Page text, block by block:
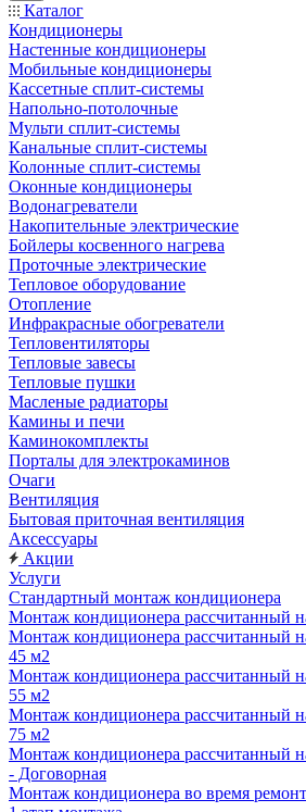
Каталог
Кондиционеры
Настенные кондиционеры
Мобильные кондиционеры
Кассетные сплит-системы
Напольно-потолочные
Мульти сплит-системы
Канальные сплит-системы
Колонные сплит-системы
Оконные кондиционеры
Водонагреватели
Накопительные электрические
Бойлеры косвенного нагрева
Проточные электрические
Тепловое оборудование
Отопление
Инфракрасные обогреватели
Тепловентиляторы
Тепловые завесы
Тепловые пушки
Масленые радиаторы
Камины и печи
Каминокомплекты
Порталы для электрокаминов
Очаги
Вентиляция
Бытовая приточная вентиляция
Аксессуары
Акции
Услуги
Стандартный монтаж кондиционера
Монтаж кондиционера рассчитанный
Монтаж кондиционера рассчитанный
45 м2
Монтаж кондиционера рассчитанный
55 м2
Монтаж кондиционера рассчитанный
75 м2
Монтаж кондиционера рассчитанный
- Договорная
Монтаж кондиционера во время